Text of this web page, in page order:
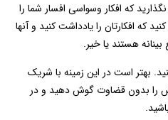
که افکار وسواسی افسار شما را
که افکارتان را یادداشت کنید و آنها
بینانه هستند یا خیر.
بهتر است در این زمینه با شریک
را بدون قضاوت گوش دهید و در